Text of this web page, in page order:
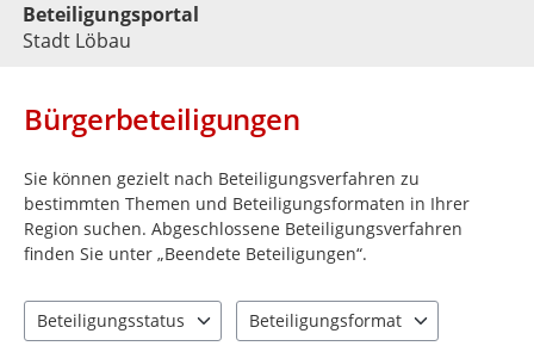
Beteiligungsportal
Stadt Löbau
Bürgerbeteiligungen
Sie können gezielt nach Beteiligungsverfahren zu
bestimmten Themen und Beteiligungsformaten in Ihrer
Region suchen. Abgeschlossene Beteiligungsverfahren
finden Sie unter „Beendete Beteiligungen“.
Beteiligungsstatus
Beteiligungsformat